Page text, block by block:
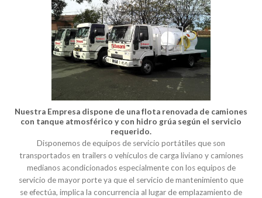
Nuestra Empresa dispone de una flota renovada de camiones
con tanque atmosférico y con hidro grúa según el servicio
requerido.
Disponemos de equipos de servicio portátiles que son
transportados en trailers o vehículos de carga liviano y camiones
medianos acondicionados especialmente con los equipos de
servicio de mayor porte ya que el servicio de mantenimiento que
se efectúa, implica la concurrencia al lugar de emplazamiento de